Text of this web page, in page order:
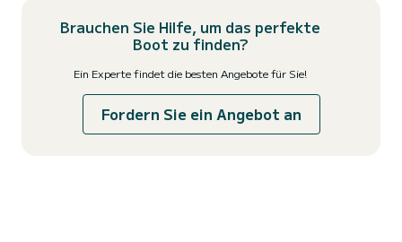
Brauchen Sie Hilfe, um das perfekte
Boot zu finden?
Ein Experte findet die besten Angebote für Sie!
Fordern Sie ein Angebot an